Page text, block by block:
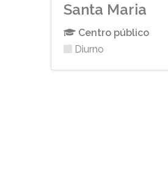
Santa Maria
Centro público
Diurno